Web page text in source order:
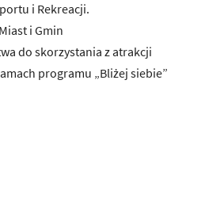
i Rekreacji.
i Gmin
do skorzystania z atrakcji
programu „Bliżej siebie”